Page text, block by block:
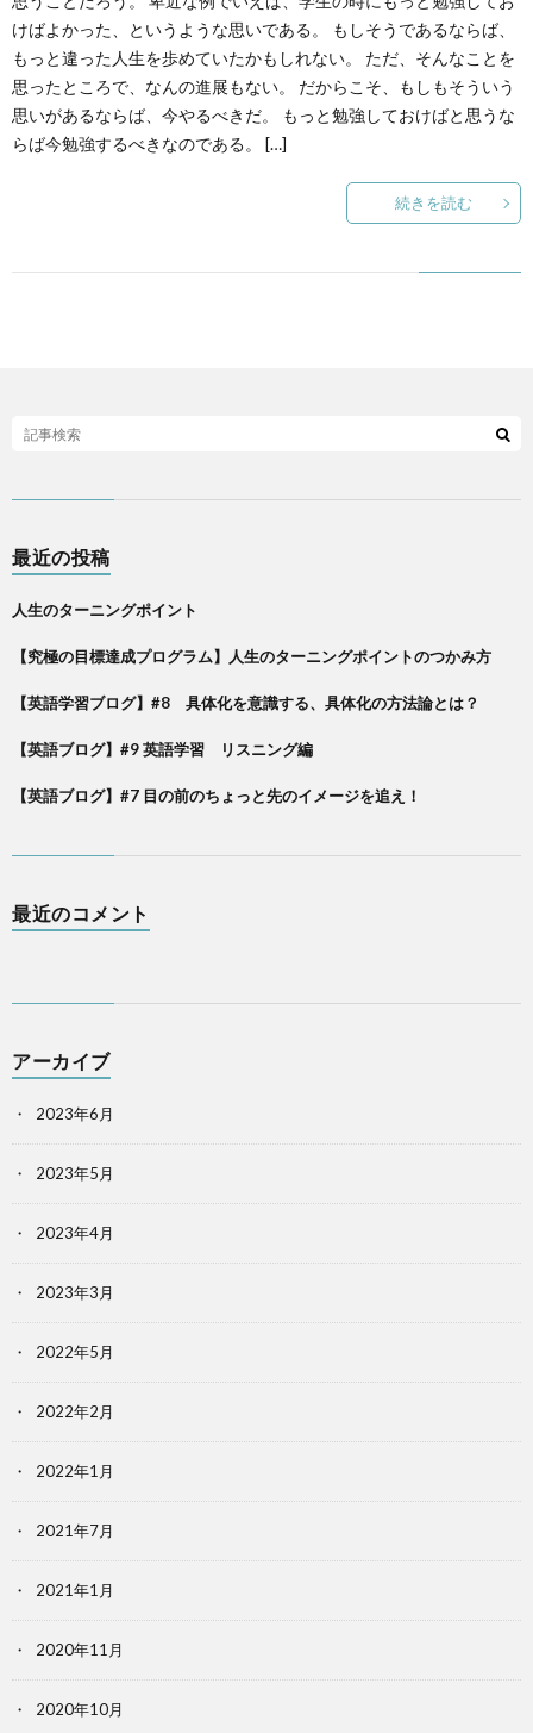
けばよかった、というような思いである。 もしそうであるならば、
もっと違った人生を歩めていたかもしれない。 ただ、そんなことを
思ったところで、なんの進展もない。 だからこそ、もしもそういう
思いがあるならば、今やるべきだ。 もっと勉強しておけばと思うな
らば今勉強するべきなのである。 […]
続きを読む
最近の投稿
人生のターニングポイント
【究極の目標達成プログラム】人生のターニングポイントのつかみ方
【英語学習ブログ】#8 具体化を意識する、具体化の方法論とは？
【英語ブログ】#9 英語学習 リスニング編
【英語ブログ】#7 目の前のちょっと先のイメージを追え！
最近のコメント
アーカイブ
2023年6月
2023年5月
2023年4月
2023年3月
2022年5月
2022年2月
2022年1月
2021年7月
2021年1月
2020年11月
2020年10月